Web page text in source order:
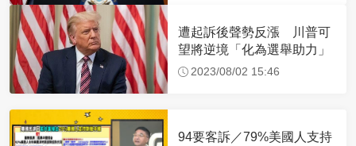
遭起訴後聲勢反漲 川普可
望將逆境「化為選舉助力」
2023/08/02 15:46
94要客訴／79%美國人支持